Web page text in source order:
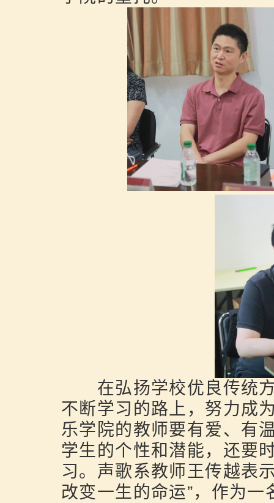
在弘扬学校优良传统方
不断学习的路上，努力成
乐学院的教师要有爱、有
学生的个性和潜能，还要
习。声歌系教师王传越表
改变一生的命运”，作为一